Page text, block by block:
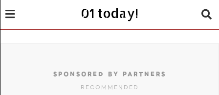
01 today!
SPONSORED BY PARTNERS
RECOMMENDED